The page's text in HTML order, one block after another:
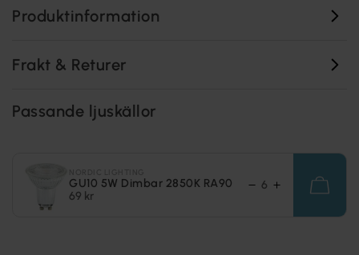
Produktinformation
Frakt & Returer
Passande ljuskällor
GU10 5W Dimbar 2850K RA90
69 kr